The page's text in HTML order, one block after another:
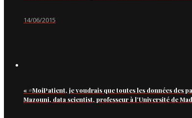
14/06/2015
« #MoiPatient, je voudrais que toutes les données des
Mazouni, data scientist, professeur à l’Université de